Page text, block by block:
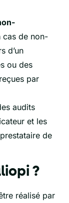
cas de non-
d’un
ou des
par
audits
et les
de
?
réalisé par